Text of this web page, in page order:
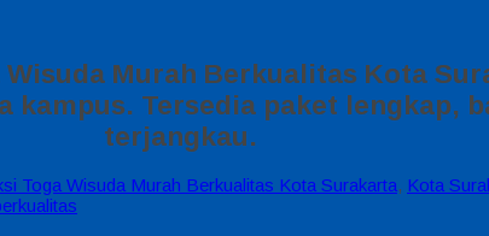
Murah Berkualitas Kota
kampus. Tersedia paket lengkap,
terjangkau.
Toga Wisuda Murah Berkualitas Kota Surakarta, Kota